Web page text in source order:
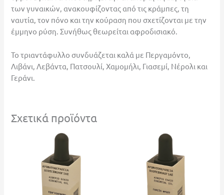
των γυναικών, ανακουφίζοντας από τις κράμπες, τη
ναυτία, τον πόνο και την κούραση που σχετίζονται με την
έμμηνο ρύση. Συνήθως θεωρείται αφροδισιακό.
Το τριαντάφυλλο συνδυάζεται καλά με Περγαμόντο,
Λιβάνι, Λεβάντα, Πατσουλί, Χαμομήλι, Γιασεμί, Νέρολι και
Γεράνι.
Σχετικά προϊόντα